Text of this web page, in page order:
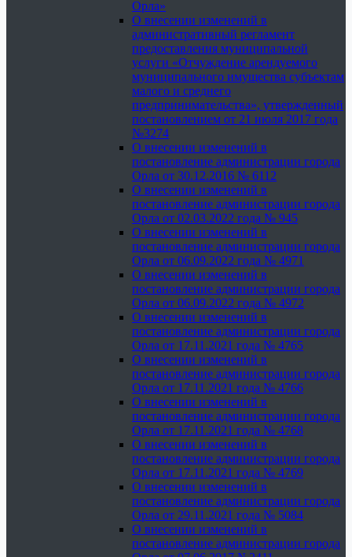
Орла»
О внесении изменений в
административный регламент
предоставления муниципальной
услуги «Отчуждение арендуемого
муниципального имущества субъектам
малого и среднего
предпринимательства», утвержденный
постановлением от 21 июля 2017 года
№3274
О внесении изменений в
постановление администрации города
Орла от 30.12.2016 № 6112
О внесении изменений в
постановление администрации города
Орла от 02.03.2022 года № 945
О внесении изменений в
постановление администрации города
Орла от 06.09.2022 года № 4971
О внесении изменений в
постановление администрации города
Орла от 06.09.2022 года № 4972
О внесении изменений в
постановление администрации города
Орла от 17.11.2021 года № 4765
О внесении изменений в
постановление администрации города
Орла от 17.11.2021 года № 4766
О внесении изменений в
постановление администрации города
Орла от 17.11.2021 года № 4768
О внесении изменений в
постановление администрации города
Орла от 17.11.2021 года № 4769
О внесении изменений в
постановление администрации города
Орла от 29.11.2021 года № 5084
О внесении изменений в
постановление администрации города